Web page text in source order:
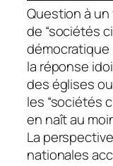
Question à
de “sociétés
démocratique
la réponse
des églises
les “sociétés
en naît au
La
nationales